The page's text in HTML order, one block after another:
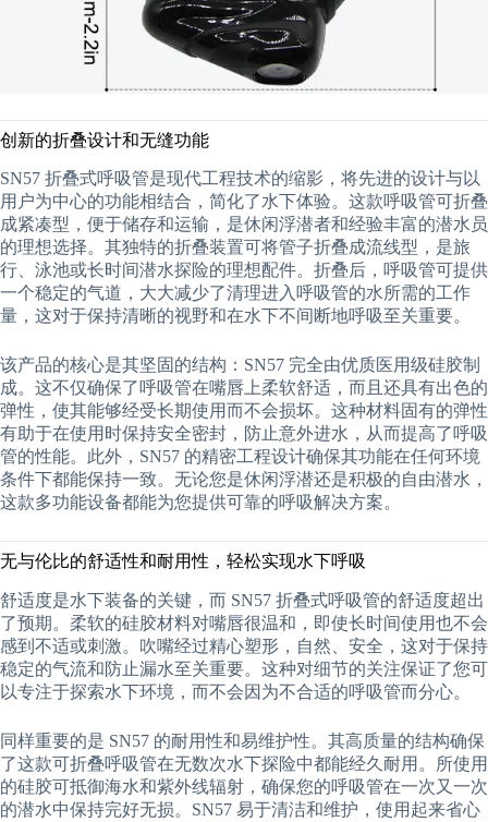
创新的折叠设计和无缝功能
SN57 折叠式呼吸管是现代工程技术的缩影，将先进的设计与以
用户为中心的功能相结合，简化了水下体验。这款呼吸管可折叠
成紧凑型，便于储存和运输，是休闲浮潜者和经验丰富的潜水员
的理想选择。其独特的折叠装置可将管子折叠成流线型，是旅
行、泳池或长时间潜水探险的理想配件。折叠后，呼吸管可提供
一个稳定的气道，大大减少了清理进入呼吸管的水所需的工作
量，这对于保持清晰的视野和在水下不间断地呼吸至关重要。
该产品的核心是其坚固的结构：SN57 完全由优质医用级硅胶制
成。这不仅确保了呼吸管在嘴唇上柔软舒适，而且还具有出色的
弹性，使其能够经受长期使用而不会损坏。这种材料固有的弹性
有助于在使用时保持安全密封，防止意外进水，从而提高了呼吸
管的性能。此外，SN57 的精密工程设计确保其功能在任何环境
条件下都能保持一致。无论您是休闲浮潜还是积极的自由潜水，
这款多功能设备都能为您提供可靠的呼吸解决方案。
无与伦比的舒适性和耐用性，轻松实现水下呼吸
舒适度是水下装备的关键，而 SN57 折叠式呼吸管的舒适度超出
了预期。柔软的硅胶材料对嘴唇很温和，即使长时间使用也不会
感到不适或刺激。吹嘴经过精心塑形，自然、安全，这对于保持
稳定的气流和防止漏水至关重要。这种对细节的关注保证了您可
以专注于探索水下环境，而不会因为不合适的呼吸管而分心。
同样重要的是 SN57 的耐用性和易维护性。其高质量的结构确保
了这款可折叠呼吸管在无数次水下探险中都能经久耐用。所使用
的硅胶可抵御海水和紫外线辐射，确保您的呼吸管在一次又一次
的潜水中保持完好无损。SN57 易于清洁和维护，使用起来省心